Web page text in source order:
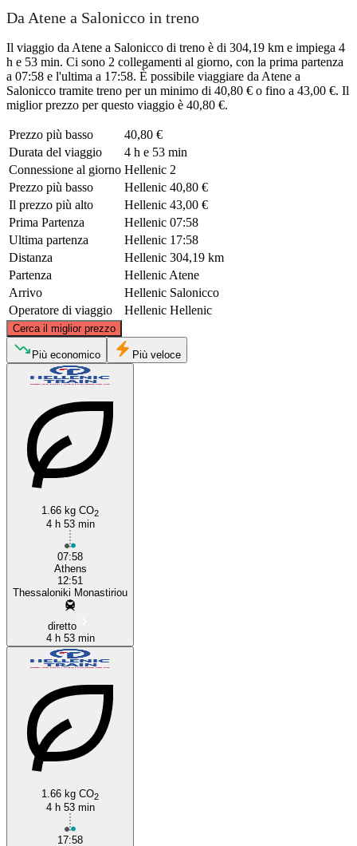
Da Atene a Salonicco in treno
Il viaggio da Atene a Salonicco di treno è di 304,19 km e impiega 4
h e 53 min. Ci sono 2 collegamenti al giorno, con la prima partenza
a 07:58 e l'ultima a 17:58. È possibile viaggiare da Atene a
Salonicco tramite treno per un minimo di 40,80 € o fino a 43,00 €. Il
miglior prezzo per questo viaggio è 40,80 €.
Prezzo più basso
40,80 €
Durata del viaggio
4 h e 53 min
Connessione al giorno Hellenic 2
Prezzo più basso
Hellenic 40,80 €
Il prezzo più alto
Hellenic 43,00 €
Prima Partenza
Hellenic 07:58
Ultima partenza
Hellenic 17:58
Distanza
Hellenic 304,19 km
Partenza
Hellenic Atene
Arrivo
Hellenic Salonicco
Operatore di viaggio
Hellenic Hellenic
Cerca il miglior prezzo
Thessaloniki
©CARTO
Più economico Più veloce
1.66 kg CO2
4 h 53 min
07:58
Athens
12:51
Thessaloniki Monastiriou
diretto
4 h 53 min
1.66 kg CO2
4 h 53 min
17:58